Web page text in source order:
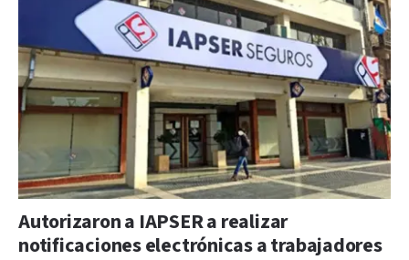
Autorizaron a IAPSER a realizar
notificaciones electrónicas a trabajadores